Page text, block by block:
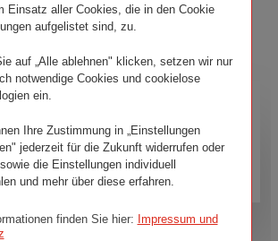
SUCHEN
Einsatz aller Cookies, die in den Cookie
aufgelistet sind, zu.
auf „Alle ablehnen" klicken, setzen wir nur
notwendige Cookies und cookielose
ein.
Ihre Zustimmung in „Einstellungen
jederzeit für die Zukunft widerrufen oder
die Einstellungen individuell
und mehr über diese erfahren.
finden Sie hier: Impressum und